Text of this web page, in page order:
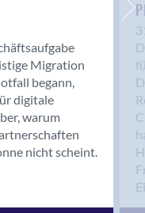
Migration
begann,
digitale
warum
nicht scheint.